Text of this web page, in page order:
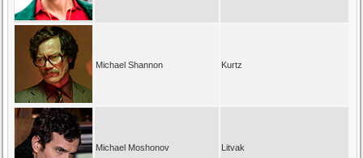
Michael Shannon Kurtz
Michael Moshonov Litvak